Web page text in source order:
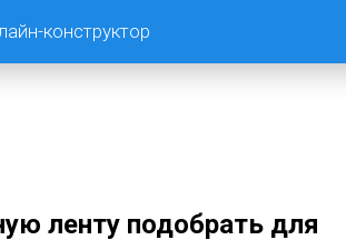
конструктор
ленту подобрать для